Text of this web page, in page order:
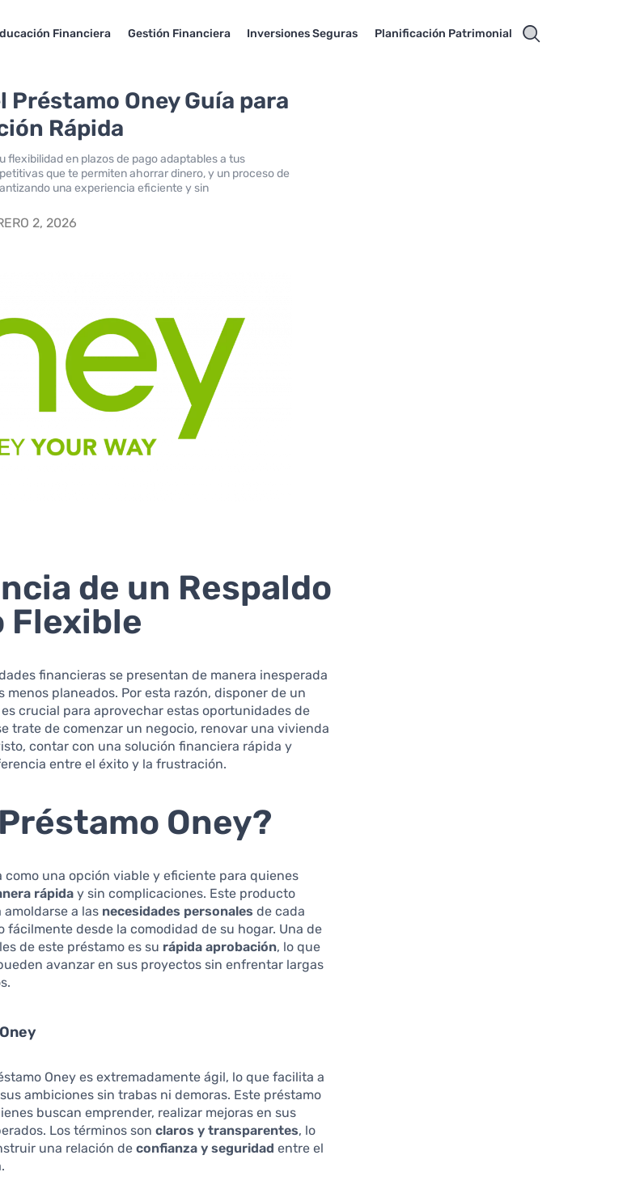
Financiera Gestión Financiera Inversiones Seguras Planificación Patrimonial
Préstamo Oney Guía para
Rápida
flexibilidad en plazos de pago adaptables a tus
que te permiten ahorrar dinero, y un proceso de
una experiencia eficiente y sin
2, 2026
de un Respaldo
Flexible
financieras se presentan de manera inesperada
menos planeados. Por esta razón, disponer de un
es crucial para aprovechar estas oportunidades de
trate de comenzar un negocio, renovar una vivienda
contar con una solución financiera rápida y
entre el éxito y la frustración.
Oney?
como una opción viable y eficiente para quienes
rápida y sin complicaciones. Este producto
a las necesidades personales de cada
desde la comodidad de su hogar. Una de
de este préstamo es su rápida aprobación, lo que
avanzar en sus proyectos sin enfrentar largas
Oney es extremadamente ágil, lo que facilita a
ambiciones sin trabas ni demoras. Este préstamo
buscan emprender, realizar mejoras en sus
Los términos sonclaros y transparentes, lo
una relación deconfianza y seguridad entre el